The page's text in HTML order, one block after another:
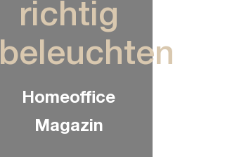
richtig
beleuchten
Homeoffice
Magazin